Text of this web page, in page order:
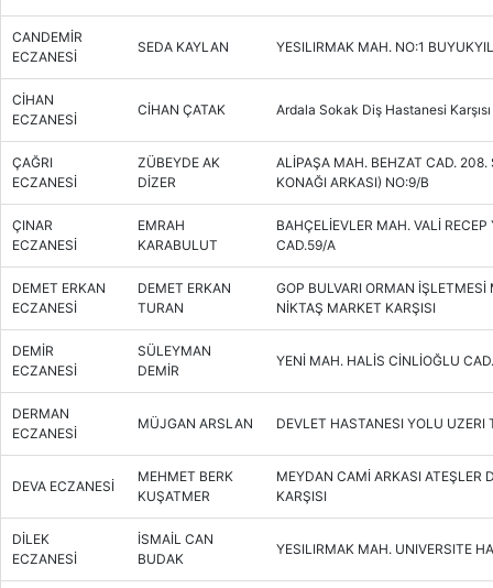
CANDEMİR
ECZANESİ
SEDA KAYLAN YESILIRMAK MAH. NO:1
CİHAN
ECZANESİ
CİHAN ÇATAK Ardala Sokak Diş Hastanesi Karşısı
ÇAĞRI
ECZANESİ
ZÜBEYDE AK
DİZER
ALİPAŞA MAH. BEHZAT CAD. 208.
KONAĞI ARKASI) NO:9/B
ÇINAR
ECZANESİ
EMRAH
KARABULUT
BAHÇELİEVLER MAH. VALİ
CAD.59/A
DEMET ERKAN
ECZANESİ
DEMET ERKAN
TURAN
GOP BULVARI ORMAN
NİKTAŞ MARKET KARŞISI
DEMİR
ECZANESİ
SÜLEYMAN
DEMİR
YENİ MAH. HALİS CİNLİOĞLU
DERMAN
ECZANESİ
MÜJGAN ARSLAN DEVLET HASTANESI YOLU UZERI
DEVA ECZANESİ
MEHMET BERK
KUŞATMER
MEYDAN CAMİ ARKASI ATEŞLER
KARŞISI
DİLEK
ECZANESİ
İSMAİL CAN
BUDAK
YESILIRMAK MAH. UNIVERSITE